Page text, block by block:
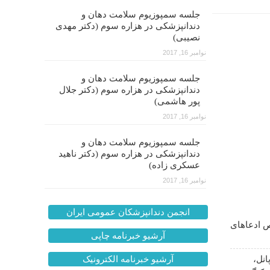
جلسه سمپوزیوم سلامت دهان و
دندانپزشکی در هزاره سوم (دکتر مهدی
نصیبی)
نوامبر 16, 2017
جلسه سمپوزیوم سلامت دهان و
دندانپزشکی در هزاره سوم (دکتر جلال
پور هاشمی)
نوامبر 16, 2017
جلسه سمپوزیوم سلامت دهان و
دندانپزشکی در هزاره سوم (دکتر ناهید
عسکری زاده)
نوامبر 16, 2017
انجمن دندانپزشکان عمومی ایران
آرشیو خبرنامه چاپی
آرشیو خبرنامه الکترونیک
ادعاهای